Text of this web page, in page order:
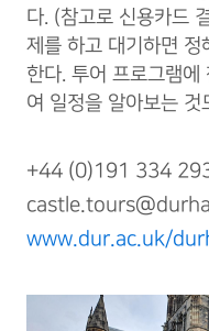
다. (참고로 신용카드
제를 하고 대기하면 정
한다. 투어 프로그램에
여 일정을 알아보는 것
+44 (0)191 334
www.dur.ac.uk/